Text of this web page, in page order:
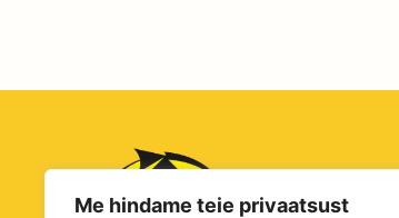
Me hindame teie privaatsust